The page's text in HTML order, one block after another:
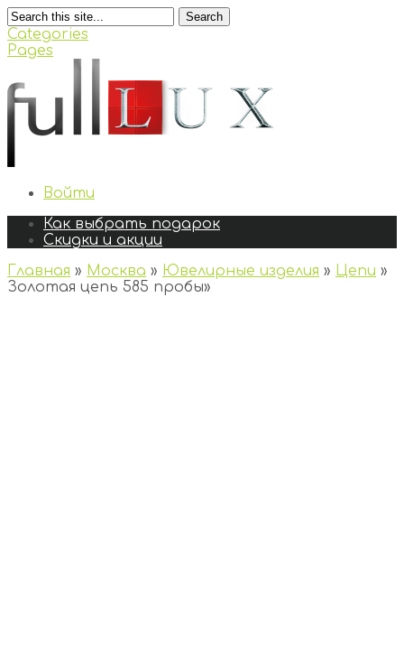
Search
Categories
Pages
Войти
Как выбрать подарок
Скидки и акции
Главная » Москва » Ювелирные изделия » Цепи »
Золотая цепь 585 пробы»